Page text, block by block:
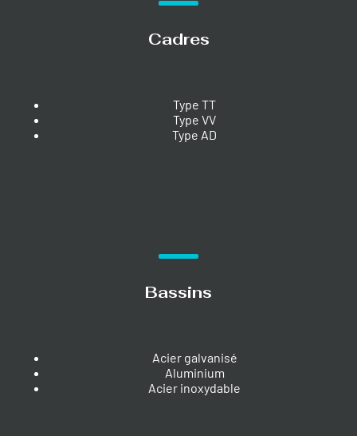
Cadres
Type TT
Type VV
Type AD
Bassins
Acier galvanisé
Aluminium
Acier inoxydable